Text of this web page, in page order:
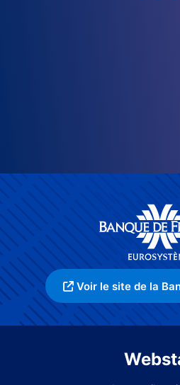
Voir le site de la